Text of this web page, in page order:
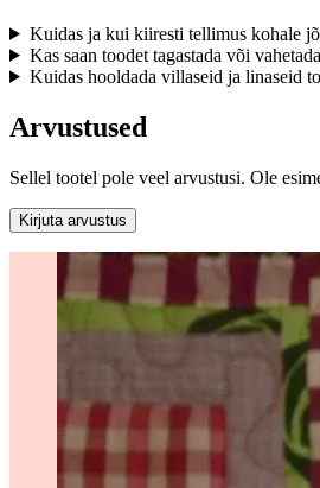
Kuidas ja kui kiiresti tellimus kohale
Kas saan toodet tagastada või
Kuidas hooldada villaseid ja linaseid
Arvustused
Sellel tootel pole veel arvustusi. Ole
Kirjuta arvustus